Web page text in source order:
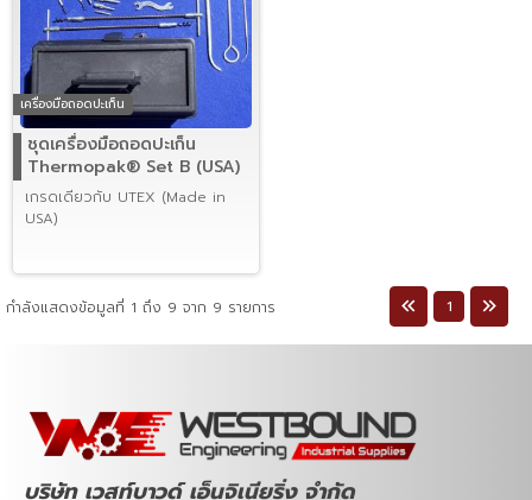
เครื่องมือถอดปะเก็น
ชุดเครื่องมือถอดปะเก็น
Thermopak® Set B (USA)
เกรดเดียวกับ UTEX (Made in
USA)
กำลังแสดงข้อมูลที่ 1 ถึง 9 จาก 9 รายการ 1
บริษัท เวสท์บาวด์ เอ็นจิเนียริ่ง จำกัด